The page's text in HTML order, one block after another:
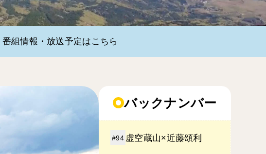
番組情報・放送予定はこちら
バックナンバー
#94 虚空蔵山×近藤頌利